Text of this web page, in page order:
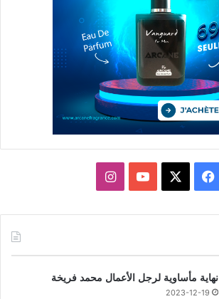
فيسبوك يوتيوبانستقرام
نهاية مأساوية لرجل الأعمال محمد فريخة
2023-12-19